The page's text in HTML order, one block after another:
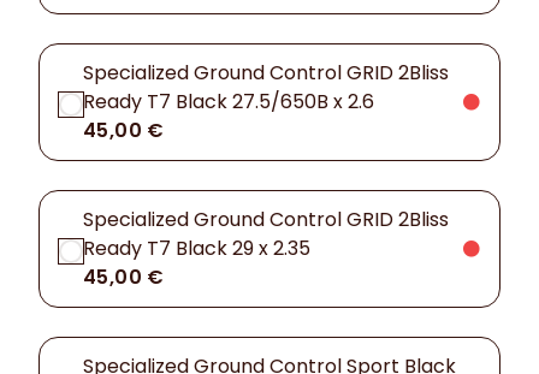
Specialized Ground Control GRID 2Bliss
Ready T7 Black 27.5/650B x 2.6
45,00 €
Specialized Ground Control GRID 2Bliss
Ready T7 Black 29 x 2.35
45,00 €
Specialized Ground Control Sport Black